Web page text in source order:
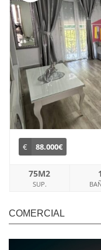
€ 88.000€
75M2
SUP.
1
COMERCIAL